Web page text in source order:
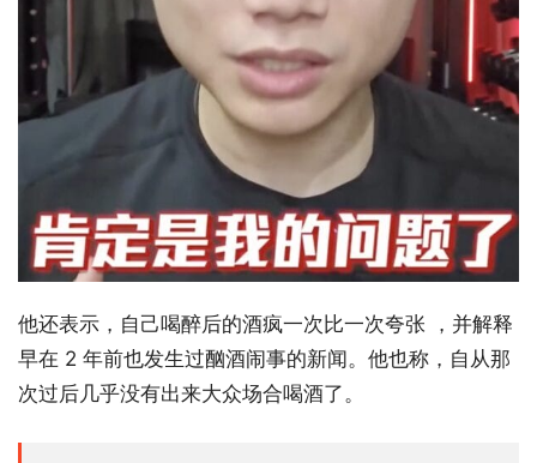
他还表示，自己喝醉后的酒疯一次比一次夸张 ，并解释
早在 2 年前也发生过酗酒闹事的新闻。他也称，自从那
次过后几乎没有出来大众场合喝酒了。